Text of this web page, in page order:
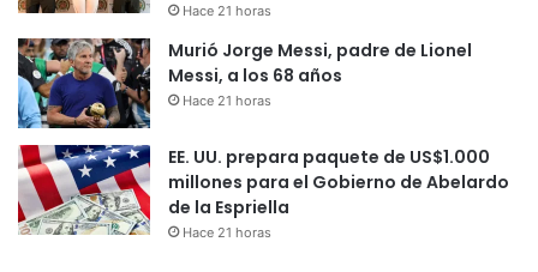
Hace 21 horas
Murió Jorge Messi, padre de Lionel
Messi, a los 68 años
Hace 21 horas
EE. UU. prepara paquete de US$1.000
millones para el Gobierno de Abelardo
de la Espriella
Hace 21 horas